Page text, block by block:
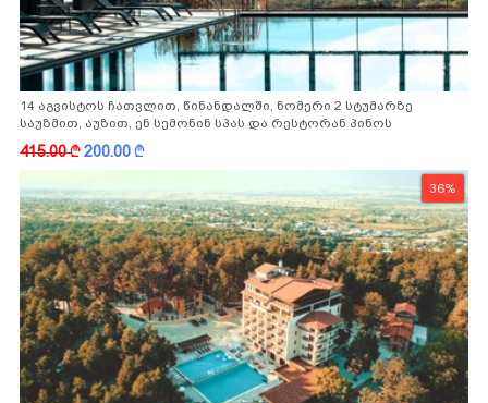
14 აგვისტოს ჩათვლით, წინანდალში, ნომერი 2 სტუმარზე
საუზმით, აუზით, ენ სემონინ სპას და რესტორან პინოს
ფასდაკლებით
415.00k200.00k
36%